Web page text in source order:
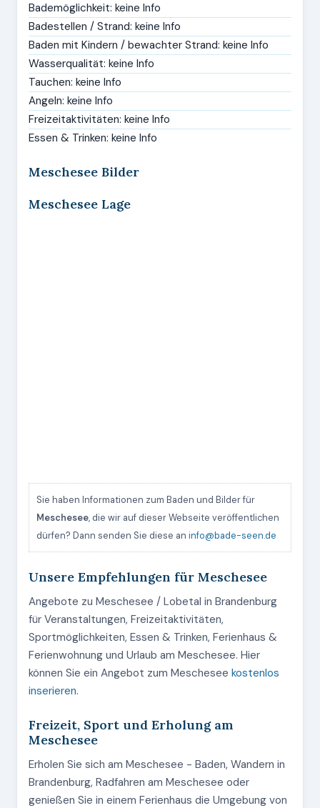
Bademöglichkeit: keine Info
Badestellen / Strand: keine Info
Baden mit Kindern / bewachter Strand: keine Info
Wasserqualität: keine Info
Tauchen: keine Info
Angeln: keine Info
Freizeitaktivitäten: keine Info
Essen & Trinken: keine Info
Meschesee Bilder
Meschesee Lage
Sie haben Informationen zum Baden und Bilder für
Meschesee, die wir auf dieser Webseite veröffentlichen
dürfen? Dann senden Sie diese an info@bade-seen.de
Unsere Empfehlungen für Meschesee
Angebote zu Meschesee / Lobetal in Brandenburg
für Veranstaltungen, Freizeitaktivitäten,
Sportmöglichkeiten, Essen & Trinken, Ferienhaus &
Ferienwohnung und Urlaub am Meschesee. Hier
können Sie ein Angebot zum Meschesee kostenlos
inserieren.
Freizeit, Sport und Erholung am
Meschesee
Erholen Sie sich am Meschesee - Baden, Wandern in
Brandenburg, Radfahren am Meschesee oder
genießen Sie in einem Ferienhaus die Umgebung von